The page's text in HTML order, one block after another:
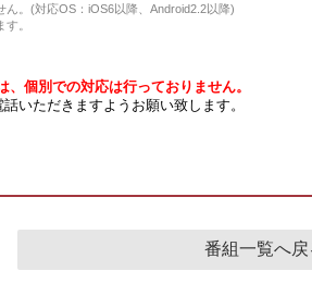
。(対応OS：iOS6以降、Android2.2以降)
。
個別での対応は行っておりません。
いただきますようお願い致します。
番組一覧へ戻